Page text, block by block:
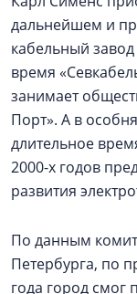
дальнейшем и
кабельный завод
время
занимает
Порт». А в
длительное
2000-х годов
развития
По данным
Петербурга, по
года город смог